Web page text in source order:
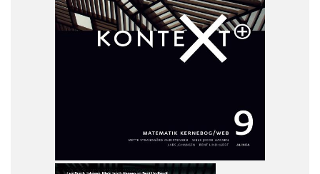
SYSTEM
KonteXt+